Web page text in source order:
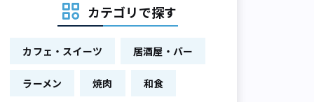
カテゴリで探す
カフェ・スイーツ 居酒屋・バー
ラーメン 焼肉 和食